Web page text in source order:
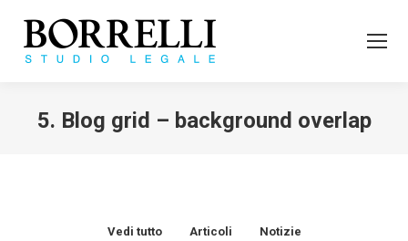
5. Blog grid – background overlap
Vedi tutto Articoli Notizie